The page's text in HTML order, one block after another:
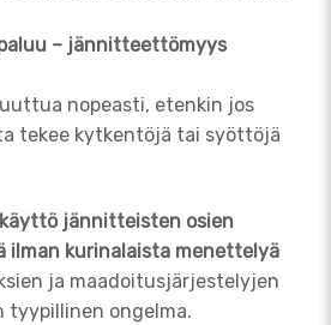
– jännitteettömyys
nopeasti, etenkin jos
tekee kytkentöjä tai syöttöjä
jännitteisten osien
ilman kurinalaista menettelyä
ja maadoitusjärjestelyjen
tyypillinen ongelma.